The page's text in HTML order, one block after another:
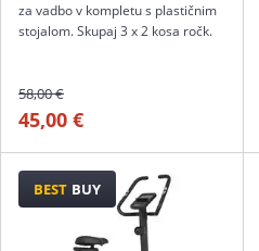
za vadbo v kompletu s plastičnim
stojalom. Skupaj 3 x 2 kosa ročk.
58,00 €
45,00 €
BEST BUY